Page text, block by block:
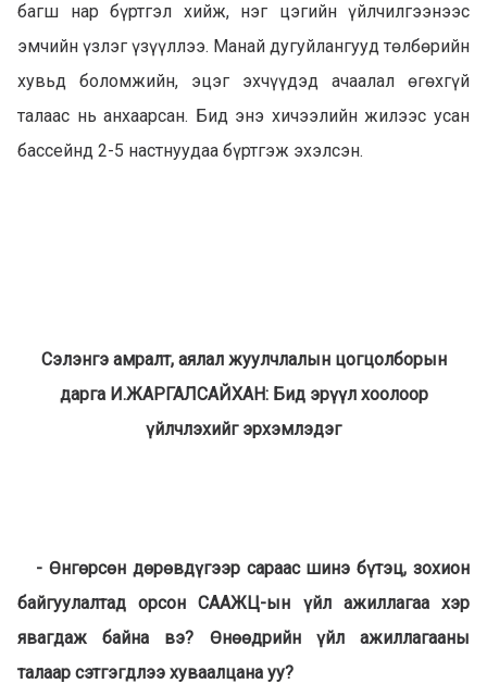
багш нар бүртгэл хийж, нэг цэгийн үйлчилгээнээс
эмчийн үзлэг үзүүллээ. Манай дугуйлангууд төлбөрийн
хувьд боломжийн, эцэг эхчүүдэд ачаалал өгөхгүй
талаас нь анхаарсан. Бид энэ хичээлийн жилээс усан
бассейнд 2-5 настнуудаа бүртгэж эхэлсэн.
Сэлэнгэ амралт, аялал жуулчлалын цогцолборын
дарга И.ЖАРГАЛСАЙХАН: Бид эрүүл хоолоор
үйлчлэхийг эрхэмлэдэг
- Өнгөрсөн дөрөвдүгээр сараас шинэ бүтэц, зохион
байгуулалтад орсон СААЖЦ-ын үйл ажиллагаа хэр
явагдаж байна вэ? Өнөөдрийн үйл ажиллагааны
талаар сэтгэгдлээ хуваалцана уу?